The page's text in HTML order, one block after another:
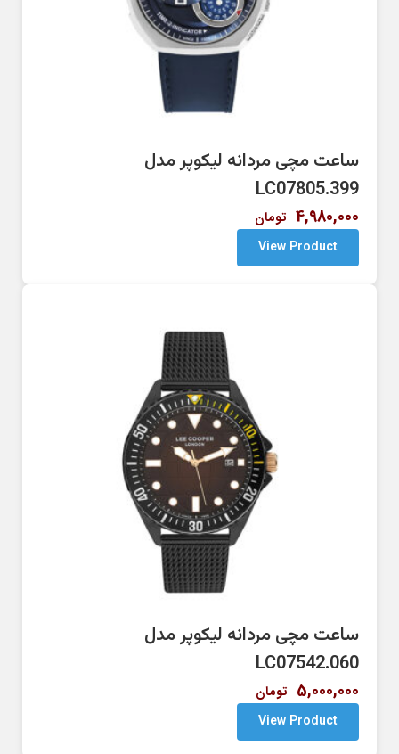
ساعت مچی مردانه لیکوپر مدل
LC07805.399
4,980,000 تومان
View Product
ساعت مچی مردانه لیکوپر مدل
LC07542.060
5,000,000 تومان
View Product